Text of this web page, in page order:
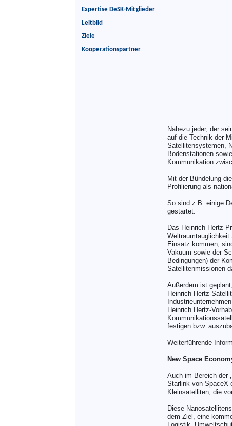
Expertise DeSK-Mitglieder
Leitbild
Ziele
Kooperationspartner
Nahezu jeder, der
auf die Technik der
Satellitensystemen,
Bodenstationen
Kommunikation
Mit der Bündelung
Profilierung als
So sind z.B. einige
gestartet.
Das Heinrich Hertz-
Weltraumtauglichkeit
Einsatz kommen,
Vakuum sowie der
Bedingungen) der
Satellitenmissionen
Außerdem ist
Heinrich Hertz-
Heinrich Hertz-
festigen bzw.
Weiterführende
New Space
Auch im Bereich der
Starlink von SpaceX
Kleinsatelliten, die
Diese
dem Ziel, eine